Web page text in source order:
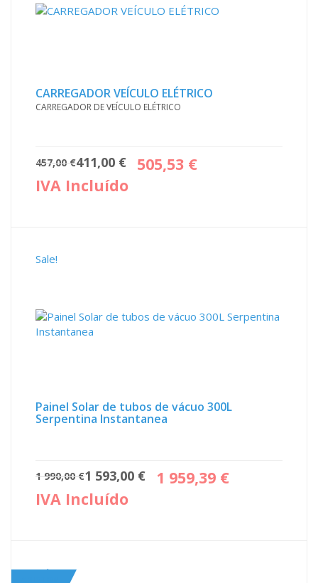
CARREGADOR VEÍCULO ELÉTRICO
CARREGADOR DE VEÍCULO ELÉTRICO
457,00€O
original
411,00 €
O
preço
505,53 €
IVA Incluído
Sale!
Painel Solar de tubos de vácuo 300L
Serpentina Instantanea
1 990,00€O
original
1 593,00 €
O
1 959,39 €
IVA Incluído
Sale!